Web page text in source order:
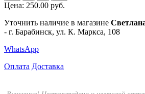
Цена: 250.00 руб.
Уточнить наличие в магазине
- г. Барабинск, ул. К. Маркса, 108
WhatsApp
Оплата Доставка